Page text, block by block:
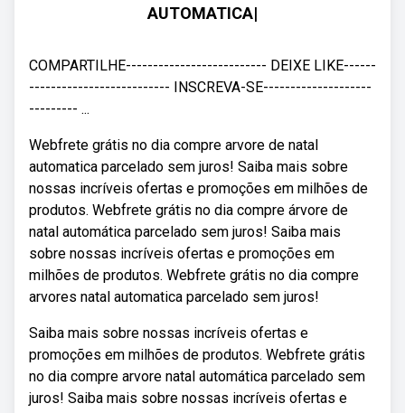
AUTOMATICA|
COMPARTILHE-------------------------- DEIXE LIKE------
-------------------------- INSCREVA-SE--------------------
--------- ...
Webfrete grátis no dia compre arvore de natal
automatica parcelado sem juros! Saiba mais sobre
nossas incríveis ofertas e promoções em milhões de
produtos. Webfrete grátis no dia compre árvore de
natal automática parcelado sem juros! Saiba mais
sobre nossas incríveis ofertas e promoções em
milhões de produtos. Webfrete grátis no dia compre
arvores natal automatica parcelado sem juros!
Saiba mais sobre nossas incríveis ofertas e
promoções em milhões de produtos. Webfrete grátis
no dia compre arvore natal automática parcelado sem
juros! Saiba mais sobre nossas incríveis ofertas e